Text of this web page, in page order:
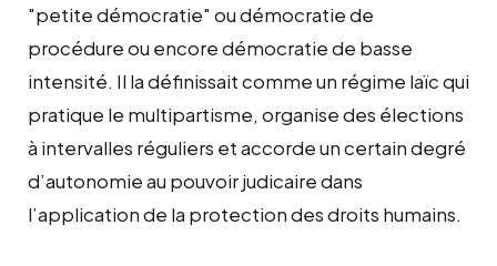
"petite démocratie" ou démocratie de
procédure ou encore démocratie de basse
intensité. Il la définissait comme un régime laïc qui
pratique le multipartisme, organise des élections
à intervalles réguliers et accorde un certain degré
d’autonomie au pouvoir judicaire dans
l’application de la protection des droits humains.